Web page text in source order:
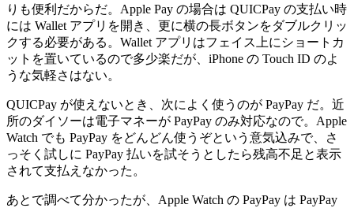
りも便利だからだ。Apple Pay の場合は QUICPay の支払い時
には Wallet アプリを開き、更に横の長ボタンをダブルクリッ
クする必要がある。Wallet アプリはフェイス上にショートカ
ットを置いているので多少楽だが、iPhone の Touch ID のよ
うな気軽さはない。
QUICPay が使えないとき、次によく使うのが PayPay だ。近
所のダイソーは電子マネーが PayPay のみ対応なので。Apple
Watch でも PayPay をどんどん使うぞという意気込みで、さ
っそく試しに PayPay 払いを試そうとしたら残高不足と表示
されて支払えなかった。
あとで調べて分かったが、Apple Watch の PayPay は PayPay